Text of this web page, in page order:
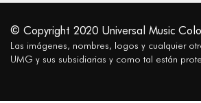
© Copyright 2020 Universal Music
Las imágenes, nombres, logos y cualquier
UMG y sus subsidiarias y como tal están